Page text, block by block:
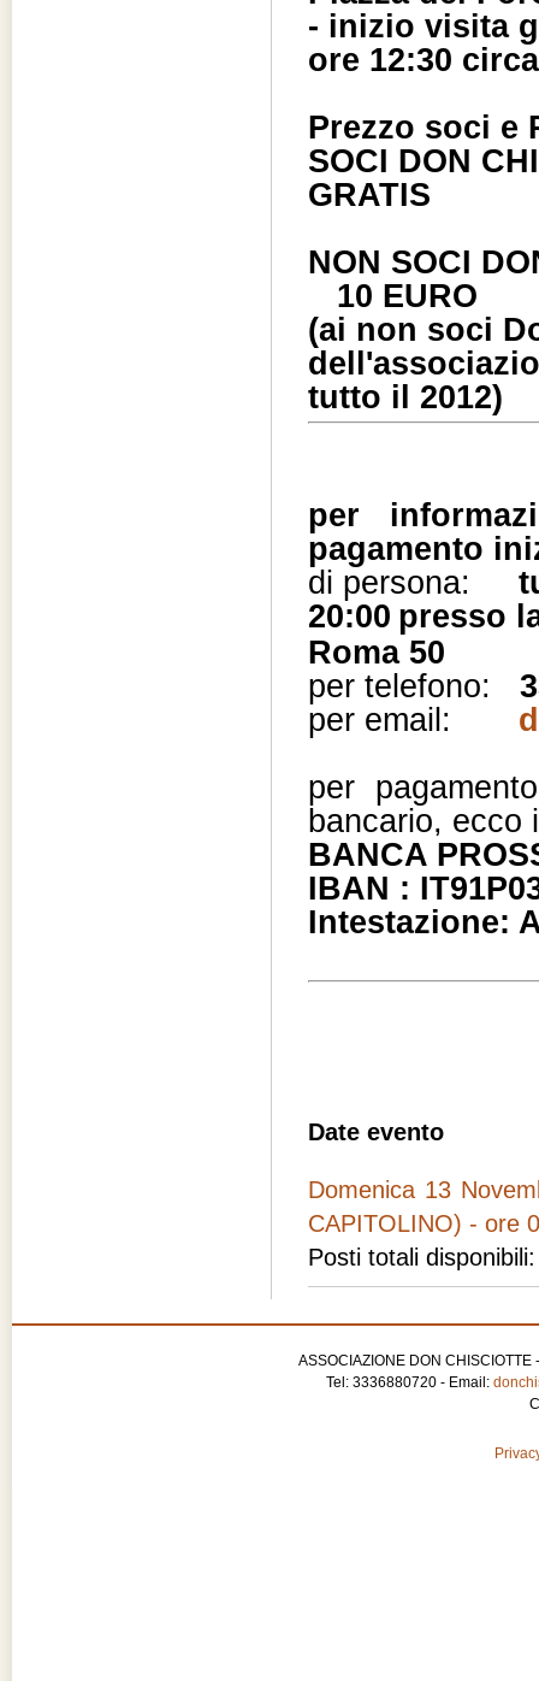
- inizio visita
ore 12:30 circa
Prezzo soci e
SOCI DON
GRATIS
NON
10 EURO
(ai non soci
tutto il 2012)
per
pagamento
di persona:
20:00 presso
Roma 50
per telefono:
per email:
per
bancario, ecco
BANCA
IBAN :
Intestazione:
Date evento
Domenica 13
CAPITOLINO) - ore
Posti totali
ASSOCIAZIONE DON
Tel: 3336880720 - Email: